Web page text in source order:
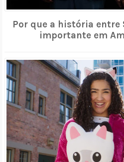
Por que a história entre
importante em